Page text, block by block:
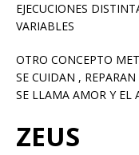
EJECUCIONES
VARIABLES
OTRO CONCEPTO
SE CUIDAN ,
SE LLAMA AMOR Y EL
ZEUS